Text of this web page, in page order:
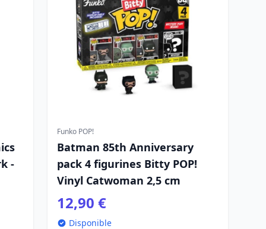
-
Funko POP!
Batman 85th Anniversary
pack 4 figurines Bitty POP!
Vinyl Catwoman 2,5 cm
12,90 €
Disponible